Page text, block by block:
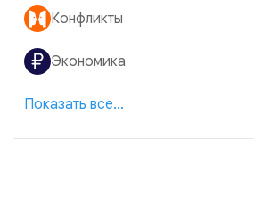
Конфликты
Экономика
Показать все...